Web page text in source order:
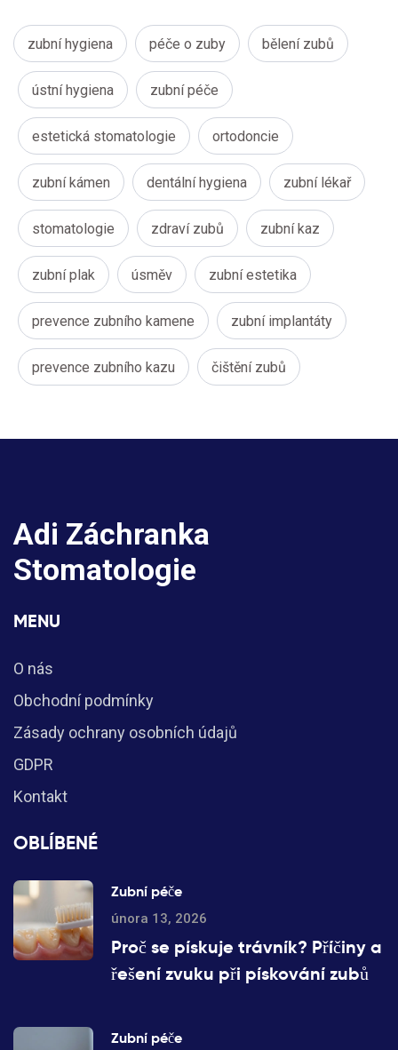
zubní hygiena péče o zuby bělení zubů
ústní hygiena zubní péče
estetická stomatologie ortodoncie
zubní kámen dentální hygiena zubní lékař
stomatologie zdraví zubů zubní kaz
zubní plak úsměv zubní estetika
prevence zubního kamene zubní implantáty
prevence zubního kazu čištění zubů
Adi Záchranka
Stomatologie
MENU
O nás
Obchodní podmínky
Zásady ochrany osobních údajů
GDPR
Kontakt
OBLÍBENÉ
Zubní péče
února 13, 2026
Proč se pískuje trávník? Příčiny a
řešení zvuku při pískování zubů
Zubní péče